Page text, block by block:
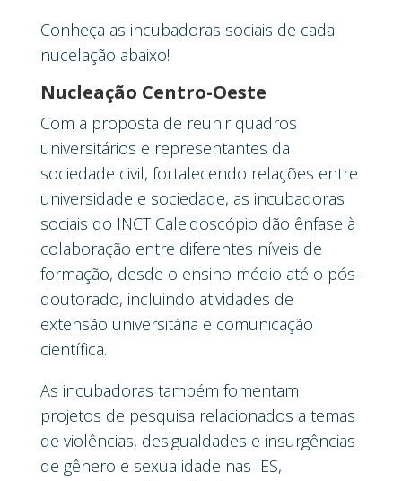
Conheça as incubadoras sociais de cada
nucelação abaixo!
Nucleação Centro-Oeste
Com a proposta de reunir quadros
universitários e representantes da
sociedade civil, fortalecendo relações entre
universidade e sociedade, as incubadoras
sociais do INCT Caleidoscópio dão ênfase à
colaboração entre diferentes níveis de
formação, desde o ensino médio até o pós-
doutorado, incluindo atividades de
extensão universitária e comunicação
científica.
As incubadoras também fomentam
projetos de pesquisa relacionados a temas
de violências, desigualdades e insurgências
de gênero e sexualidade nas IES,